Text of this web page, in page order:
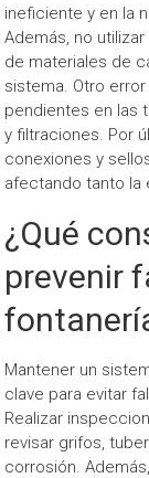
ineficiente y en la
Además, no
de materiales de
sistema. Otro
pendientes en las
y filtraciones. Por
conexiones y
afectando tanto la
¿Qué
prevenir
Mantener un
clave para evitar
Realizar
revisar grifos,
corrosión.